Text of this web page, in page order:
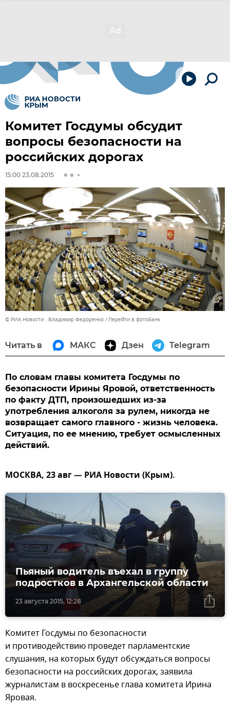
Комитет Госдумы обсудит
вопросы безопасности на
российских дорогах
15:00 23.08.2015
© РИА Новости . Владимир Федоренко Перейти в фотобанк
Читать в МАКС Дзен Telegram
По словам главы комитета Госдумы по
безопасности Ирины Яровой, ответственность
по факту ДТП, произошедших из-за
употребления алкоголя за рулем, никогда не
возвращает самого главного - жизнь человека.
Ситуация, по ее мнению, требует осмысленных
действий.
МОСКВА, 23 авг — РИА Новости (Крым).
23 августа 2015, 12:28
Пьяный водитель въехал в группу
подростков в Архангельской области
Комитет Госдумы по безопасности
и противодействию проведет парламентские
слушания, на которых будут обсуждаться вопросы
безопасности на российских дорогах, заявила
журналистам в воскресенье глава комитета Ирина
Яровая.